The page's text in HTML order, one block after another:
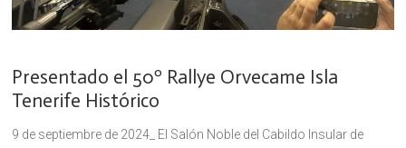
Presentado el 50º Rallye Orvecame Isla
Tenerife Histórico
9 de septiembre de 2024_ El Salón Noble del Cabildo Insular de